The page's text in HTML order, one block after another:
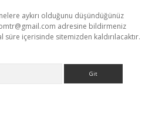
aykırı olduğunu düşündüğünüz
adresine bildirmeniz
içerisinde sitemizden kaldırılacaktır.